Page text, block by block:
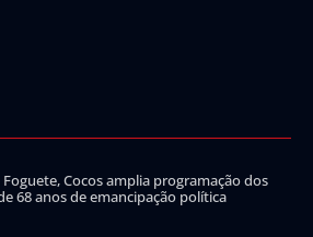
Foguete, Cocos amplia programação dos
68 anos de emancipação política